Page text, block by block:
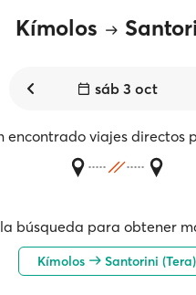
Kímolos
sáb 3 oct
encontrado viajes directos
búsqueda para obtener
Kímolos Santorini (Tera)